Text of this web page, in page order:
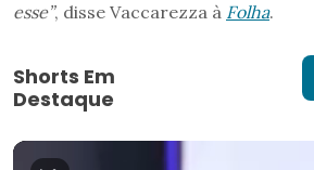
esse”, disse Vaccarezza à Folha.
Shorts Em
Destaque